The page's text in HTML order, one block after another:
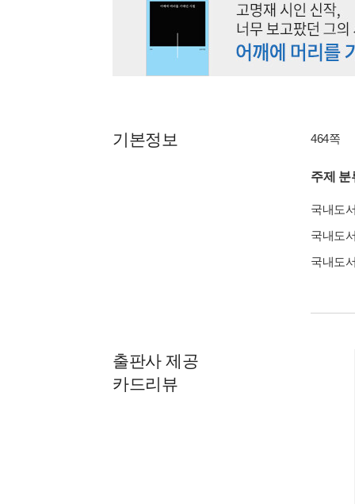
기본정보 464쪽
주제 분
국내도
국내도
국내도
출판사 제공
카드리뷰